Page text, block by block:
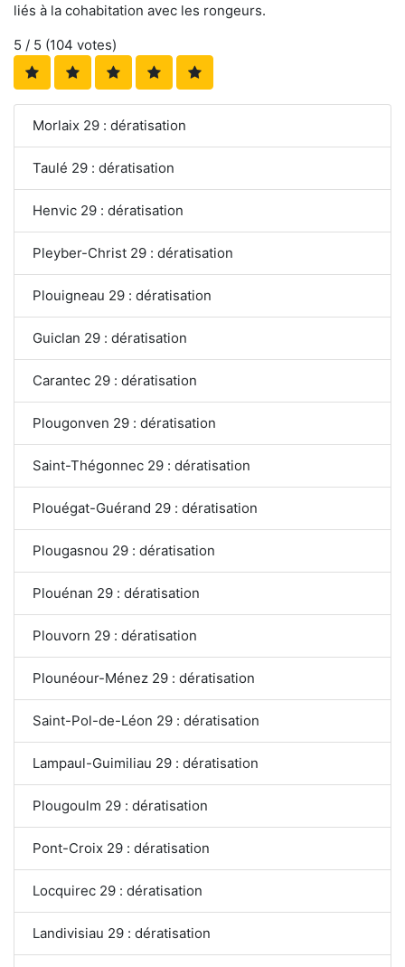
liés à la cohabitation avec les rongeurs.
5 / 5 (104 votes)
Morlaix 29 : dératisation
Taulé 29 : dératisation
Henvic 29 : dératisation
Pleyber-Christ 29 : dératisation
Plouigneau 29 : dératisation
Guiclan 29 : dératisation
Carantec 29 : dératisation
Plougonven 29 : dératisation
Saint-Thégonnec 29 : dératisation
Plouégat-Guérand 29 : dératisation
Plougasnou 29 : dératisation
Plouénan 29 : dératisation
Plouvorn 29 : dératisation
Plounéour-Ménez 29 : dératisation
Saint-Pol-de-Léon 29 : dératisation
Lampaul-Guimiliau 29 : dératisation
Plougoulm 29 : dératisation
Pont-Croix 29 : dératisation
Locquirec 29 : dératisation
Landivisiau 29 : dératisation